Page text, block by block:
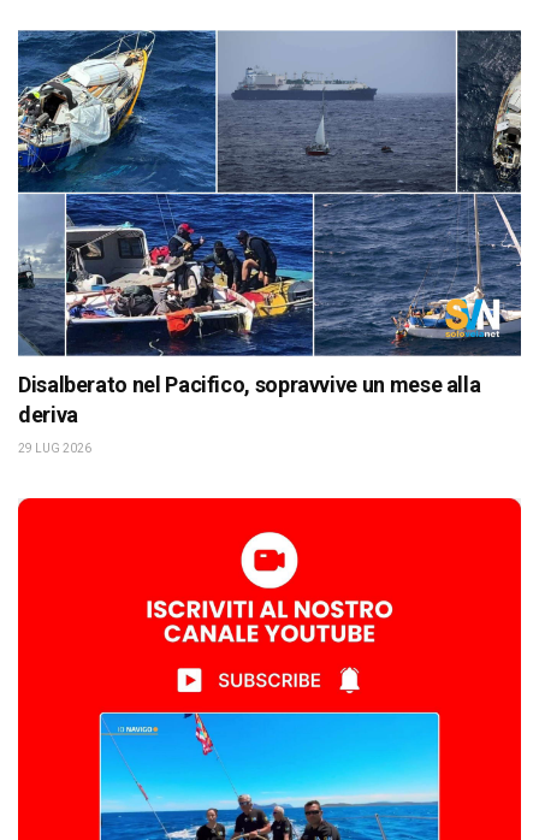
Disalberato nel Pacifico, sopravvive un mese alla
deriva
29 LUG 2026